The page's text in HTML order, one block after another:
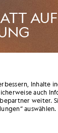
Inhalte
auch
weiter.
auswählen.
Sie als
mit